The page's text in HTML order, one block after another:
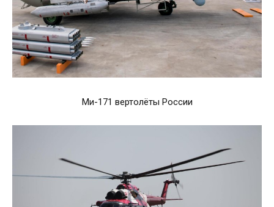
Ми-171 вертолёты России